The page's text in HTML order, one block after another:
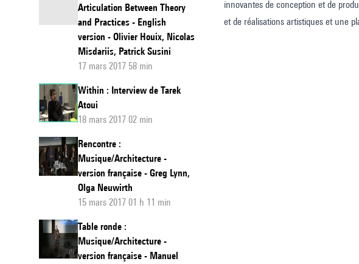
Articulation Between Theory
and Practices - English
version - Olivier Houix, Nicolas
Misdariis, Patrick Susini
17 mars 2017 58 min
Within : Interview de Tarek
Atoui
18 mars 2017 02 min
Rencontre :
Musique/Architecture -
version française - Greg Lynn,
Olga Neuwirth
15 mars 2017 01 h 11 min
Table ronde :
Musique/Architecture -
version française - Manuel
innovantes de conception et de
et de réalisations artistiques et une